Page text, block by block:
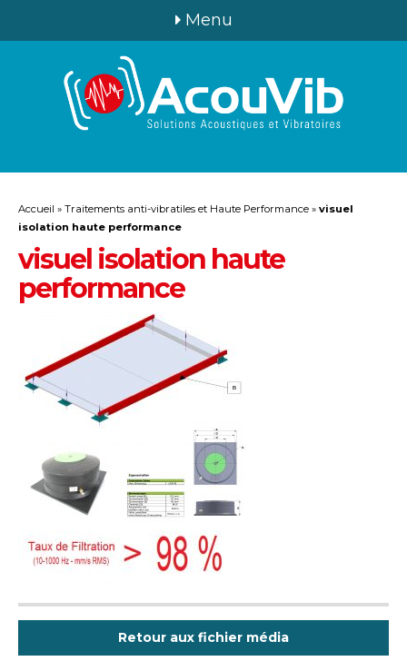
Menu
Accueil » Traitements anti-vibratiles et Haute Performance » visuel
isolation haute performance
visuel isolation haute
performance
Retour aux fichier média